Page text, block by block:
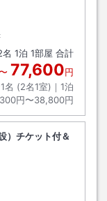
名 1泊 1部屋 合計
77,600円
名 (2名1室)｜ 1泊
円〜38,800円
）チケット付＆